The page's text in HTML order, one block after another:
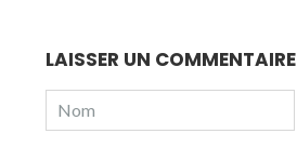
LAISSER UN COMMENTAIRE